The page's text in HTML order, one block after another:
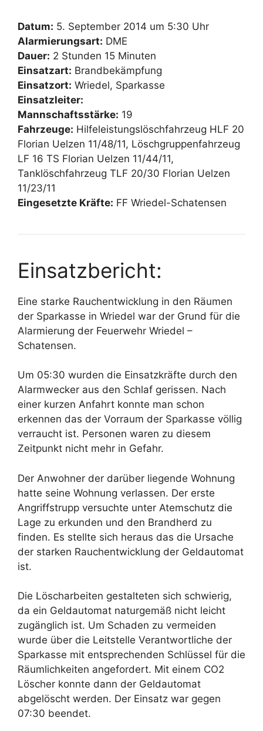
Datum: 5. September 2014 um 5:30 Uhr
Alarmierungsart: DME
Dauer: 2 Stunden 15 Minuten
Einsatzart: Brandbekämpfung
Einsatzort: Wriedel, Sparkasse
Einsatzleiter:
Mannschaftsstärke: 19
Fahrzeuge: Hilfeleistungslöschfahrzeug HLF 20
Florian Uelzen 11/48/11, Löschgruppenfahrzeug
LF 16 TS Florian Uelzen 11/44/11,
Tanklöschfahrzeug TLF 20/30 Florian Uelzen
11/23/11
Eingesetzte Kräfte: FF Wriedel-Schatensen
Einsatzbericht:
Eine starke Rauchentwicklung in den Räumen
der Sparkasse in Wriedel war der Grund für die
Alarmierung der Feuerwehr Wriedel –
Schatensen.
Um 05:30 wurden die Einsatzkräfte durch den
Alarmwecker aus den Schlaf gerissen. Nach
einer kurzen Anfahrt konnte man schon
erkennen das der Vorraum der Sparkasse völlig
verraucht ist. Personen waren zu diesem
Zeitpunkt nicht mehr in Gefahr.
Der Anwohner der darüber liegende Wohnung
hatte seine Wohnung verlassen. Der erste
Angriffstrupp versuchte unter Atemschutz die
Lage zu erkunden und den Brandherd zu
finden. Es stellte sich heraus das die Ursache
der starken Rauchentwicklung der Geldautomat
ist.
Die Löscharbeiten gestalteten sich schwierig,
da ein Geldautomat naturgemäß nicht leicht
zugänglich ist. Um Schaden zu vermeiden
wurde über die Leitstelle Verantwortliche der
Sparkasse mit entsprechenden Schlüssel für die
Räumlichkeiten angefordert. Mit einem CO2
Löscher konnte dann der Geldautomat
abgelöscht werden. Der Einsatz war gegen
07:30 beendet.